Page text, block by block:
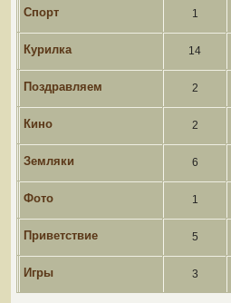
Спорт 1
Курилка 14
Поздравляем 2
Кино 2
Земляки 6
Фото 1
Приветствие 5
Игры 3